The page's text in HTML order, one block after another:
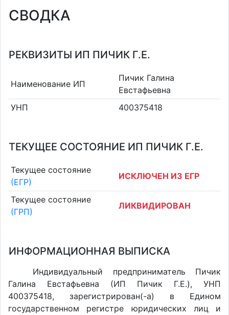
СВОДКА
РЕКВИЗИТЫ ИП ПИЧИК Г.Е.
Наименование ИП
Пичик Галина
Евстафьевна
УНП
400375418
ТЕКУЩЕЕ СОСТОЯНИЕ ИП ПИЧИК Г.Е.
Текущее состояние
(ЕГР)
ИСКЛЮЧЕН ИЗ ЕГР
Текущее состояние
(ГРП)
ЛИКВИДИРОВАН
ИНФОРМАЦИОННАЯ ВЫПИСКА
Индивидуальный предприниматель Пичик
Галина Евстафьевна (ИП Пичик Г.Е.), УНП
400375418, зарегистрирован(-а) в Едином
государственном регистре юридических лиц и